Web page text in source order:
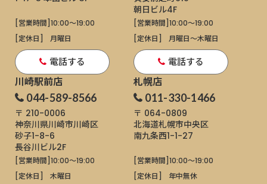
[営業時間] 10:00～19:00
[定休日]
月曜日
電話する
朝日ビル4F
[営業時間] 10:00～19:00
[定休日]
月曜日〜木曜日
電話する
川崎駅前店
044-589-8566
〒 210-0006
神奈川県川崎市川崎区
砂子1-8-6
長谷川ビル2F
[営業時間] 10:00～19:00
[定休日]
木曜日
札幌店
011-330-1466
〒 064-0809
北海道札幌市中央区
南九条西1-1-27
[営業時間] 10:00～19:00
[定休日]
年中無休